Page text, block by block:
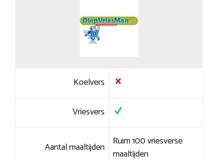
Koelvers
Vriesvers
Aantal maaltijden Ruim 100 vriesverse
maaltijden